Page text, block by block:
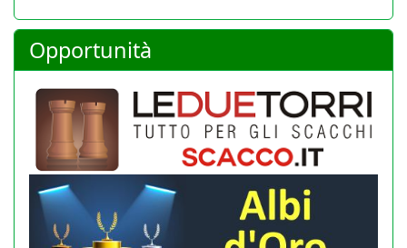
Opportunità